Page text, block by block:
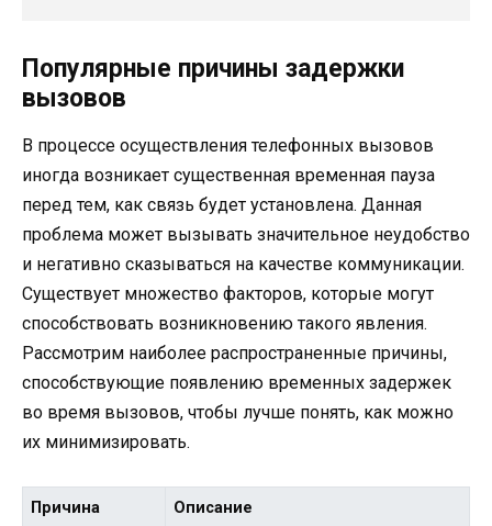
Популярные причины задержки
вызовов
В процессе осуществления телефонных вызовов
иногда возникает существенная временная пауза
перед тем, как связь будет установлена. Данная
проблема может вызывать значительное неудобство
и негативно сказываться на качестве коммуникации.
Существует множество факторов, которые могут
способствовать возникновению такого явления.
Рассмотрим наиболее распространенные причины,
способствующие появлению временных задержек
во время вызовов, чтобы лучше понять, как можно
их минимизировать.
Причина Описание